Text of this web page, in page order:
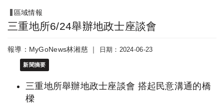
區域情報
三重地所6/24舉辦地政士座談會
報導：MyGoNews林湘慈 ｜ 日期：2024-06-23
新聞摘要
三重地所舉辦地政士座談會 搭起民意溝通的橋
樑